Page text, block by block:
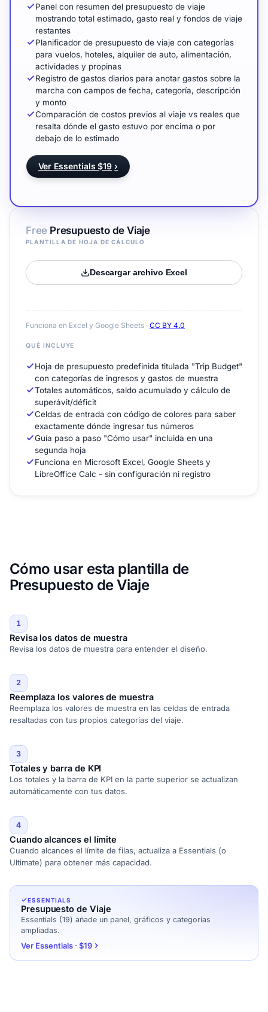
Free Presupuesto de Viaje
PLANTILLA DE HOJA DE CÁLCULO
Descargar archivo Excel
Funciona en Excel y Google Sheets · CC BY 4.0
QUÉ INCLUYE
Hoja de presupuesto predefinida titulada "Trip Budget"
con categorías de ingresos y gastos de muestra
Totales automáticos, saldo acumulado y cálculo de
superávit/déficit
Celdas de entrada con código de colores para saber
exactamente dónde ingresar tus números
Guía paso a paso "Cómo usar" incluida en una
segunda hoja
Funciona en Microsoft Excel, Google Sheets y
LibreOffice Calc - sin configuración ni registro
Panel con resumen del presupuesto de viaje
mostrando total estimado, gasto real y fondos de viaje
restantes
Planificador de presupuesto de viaje con categorías
para vuelos, hoteles, alquiler de auto, alimentación,
actividades y propinas
Registro de gastos diarios para anotar gastos sobre la
marcha con campos de fecha, categoría, descripción
y monto
Comparación de costos previos al viaje vs reales que
resalta dónde el gasto estuvo por encima o por
debajo de lo estimado
Ver Essentials $19 ›
Cómo usar esta plantilla de
Presupuesto de Viaje
1
Revisa los datos de muestra
Revisa los datos de muestra para entender el diseño.
2
Reemplaza los valores de muestra
Reemplaza los valores de muestra en las celdas de entrada
resaltadas con tus propios categorías del viaje.
3
Totales y barra de KPI
Los totales y la barra de KPI en la parte superior se actualizan
automáticamente con tus datos.
4
Cuando alcances el límite
Cuando alcances el límite de filas, actualiza a Essentials (o
Ultimate) para obtener más capacidad.
ESSENTIALS
Presupuesto de Viaje
Essentials (19) añade un panel, gráficos y categorías
ampliadas.
Ver Essentials · $19